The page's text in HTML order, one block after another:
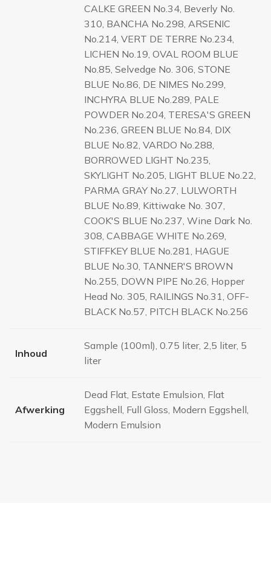
CALKE GREEN No.34, Beverly No.
310, BANCHA No.298, ARSENIC
No.214, VERT DE TERRE No.234,
LICHEN No.19, OVAL ROOM BLUE
No.85, Selvedge No. 306, STONE
BLUE No.86, DE NIMES No.299,
INCHYRA BLUE No.289, PALE
POWDER No.204, TERESA'S GREEN
No.236, GREEN BLUE No.84, DIX
BLUE No.82, VARDO No.288,
BORROWED LIGHT No.235,
SKYLIGHT No.205, LIGHT BLUE No.22,
PARMA GRAY No.27, LULWORTH
BLUE No.89, Kittiwake No. 307,
COOK'S BLUE No.237, Wine Dark No.
308, CABBAGE WHITE No.269,
STIFFKEY BLUE No.281, HAGUE
BLUE No.30, TANNER'S BROWN
No.255, DOWN PIPE No.26, Hopper
Head No. 305, RAILINGS No.31, OFF-
BLACK No.57, PITCH BLACK No.256
Inhoud
Sample (100ml), 0.75 liter, 2,5 liter, 5
liter
Afwerking
Dead Flat, Estate Emulsion, Flat
Eggshell, Full Gloss, Modern Eggshell,
Modern Emulsion